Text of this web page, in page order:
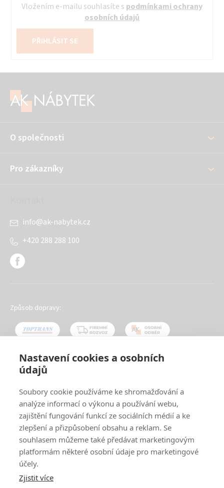
Nastavení cookies a osobních
údajů
Soubory cookie používáme ke shromažďování a
analýze informací o výkonu a používání webu,
zajištění fungování funkcí ze sociálních médií a ke
zlepšení a přizpůsobení obsahu a reklam. Se
souhlasem můžeme také předávat marketingovým
platformám některé osobní údaje pro marketingové
účely.
Zjistit více
Vložením e-mailu souhlasíte s podmínkami ochrany
osobních údajů
PŘIHLÁSIT SE
O společnosti
Pro zákazníky
info@ak-nabytek.cz
+420 288 288 100
Způsob dopravy: